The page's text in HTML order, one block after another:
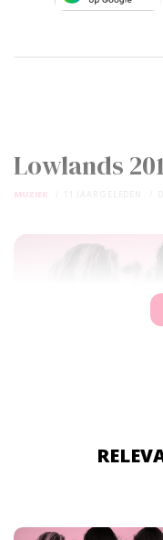
Lowlands
MUZIEK